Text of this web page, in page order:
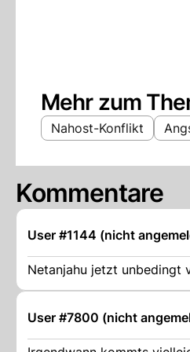
Mehr zum
Nahost-Konflikt
Kommentare
User #1144 (nicht
Netanjahu jetzt unbedingt
User #7800 (nicht